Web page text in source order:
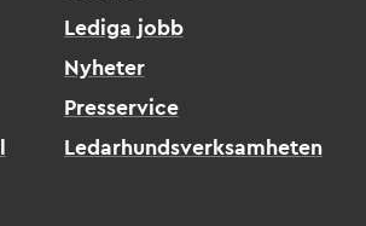
Lediga jobb
Nyheter
Presservice
Ledarhundsverksamheten